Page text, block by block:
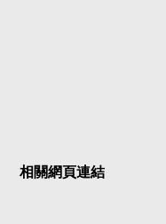
相關網頁連結